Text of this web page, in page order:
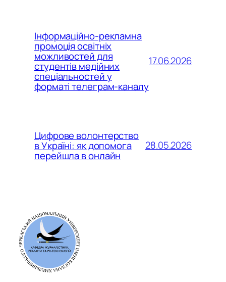
Інформаційно-рекламна
промоція освітніх
можливостей для
студентів медійних
спеціальностей у
форматі телеграм-каналу
17.06.2026
Цифрове волонтерство
в Україні: як допомога
перейшла в онлайн
28.05.2026